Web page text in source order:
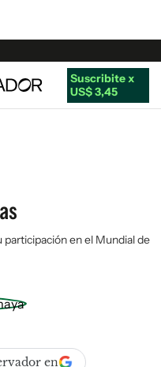
Suscribite x
US$ 3,45
participación en el Mundial de
en